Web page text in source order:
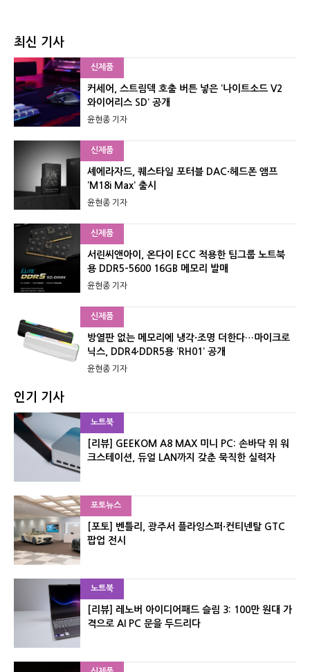
최신 기사
신제품
커세어, 스트림덱 호출 버튼 넣은 ‘나이트소드 V2
와이어리스 SD’ 공개
윤현종 기자
신제품
셰에라자드, 퀘스타일 포터블 DAC·헤드폰 앰프
‘M18i Max’ 출시
윤현종 기자
신제품
서린씨앤아이, 온다이 ECC 적용한 팀그룹 노트북
용 DDR5-5600 16GB 메모리 발매
윤현종 기자
신제품
방열판 없는 메모리에 냉각·조명 더한다…마이크로
닉스, DDR4·DDR5용 ‘RH01’ 공개
윤현종 기자
인기 기사
노트북
[리뷰] GEEKOM A8 MAX 미니 PC: 손바닥 위 워
크스테이션, 듀얼 LAN까지 갖춘 묵직한 실력자
포토뉴스
[포토] 벤틀리, 광주서 플라잉스퍼·컨티넨탈 GTC
팝업 전시
노트북
[리뷰] 레노버 아이디어패드 슬림 3: 100만 원대 가
격으로 AI PC 문을 두드리다